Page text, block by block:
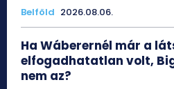
Belföld 2026.08.06.
Ha Wáberernél már a
elfogadhatatlan volt,
nem az?